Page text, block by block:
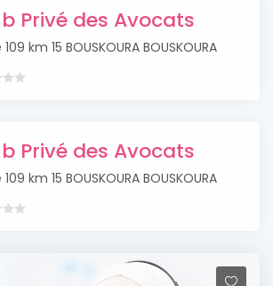
Privé des Avocats
km 15 BOUSKOURA BOUSKOURA
Privé des Avocats
km 15 BOUSKOURA BOUSKOURA